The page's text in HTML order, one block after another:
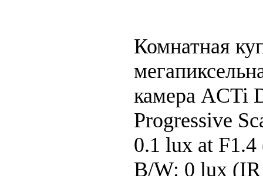
Комнатная
камера ACTi
Progressive
0.1 lux at
B/W: 0 lux